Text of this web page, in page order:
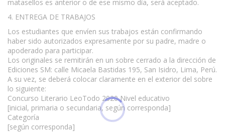
matasellos es anterior o de ese mismo día, será aceptado.
4. ENTREGA DE TRABAJOS
Los estudiantes que envíen sus trabajos están confirmando
haber sido autorizados expresamente por su padre, madre o
apoderado para participar.
Los originales se remitirán en un sobre cerrado a la dirección de
Ediciones SM: calle Micaela Bastidas 195, San Isidro, Lima, Perú.
A su vez, se deberá colocar claramente en el exterior del sobre
lo siguiente:
Concurso Literario LeoTodo 2020 Nivel educativo
[inicial, primaria o secundaria, según corresponda]
Categoría
[según corresponda]